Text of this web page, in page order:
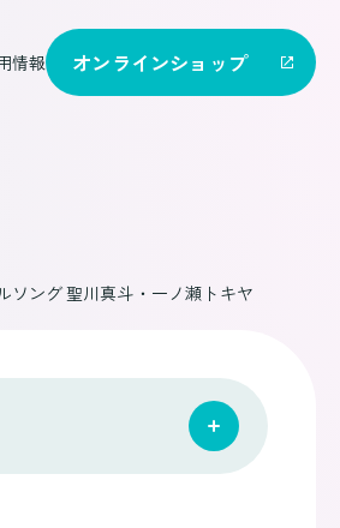
情報 オンラインショップ
ング 聖川真斗・一ノ瀬トキヤ